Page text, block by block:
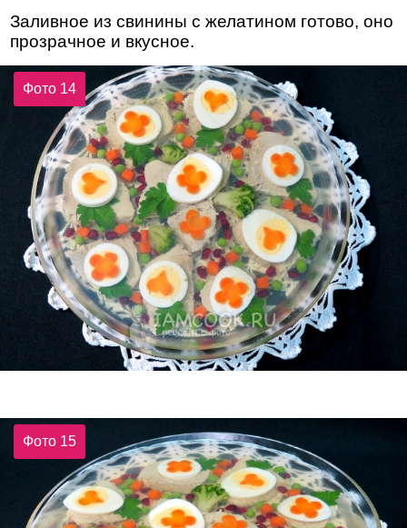
Заливное из свинины с желатином готово, оно
прозрачное и вкусное.
Фото 14
Фото 15